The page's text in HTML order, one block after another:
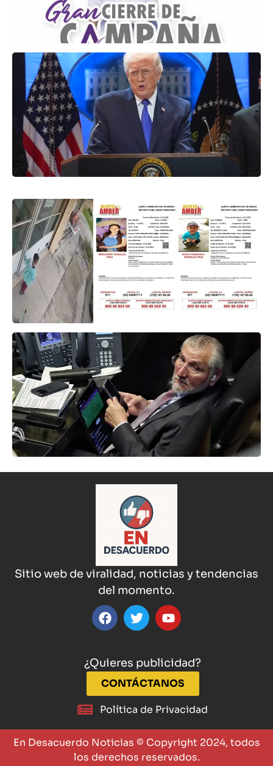
¿Quieres publicidad?
CONTÁCTANOS
Política de Privacidad
Sitio web de viralidad, noticias y tendencias
del momento.
En Desacuerdo Noticias © Copyright 2024, todos
los derechos reservados.